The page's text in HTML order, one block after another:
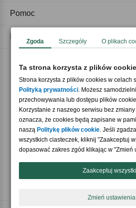
Akceptujemy
Nasi partnerzy
Pomoc
Zgoda Szczegóły O plikach
Ta strona korzysta z plików cookie
Strona korzysta z plików cookies w celach
Polityką prywatności. Możesz
przechowywania lub dostępu plików
Korzystanie z naszego serwisu bez
oznacza, że cookies będą zapisane w
naszą Politykę plików cookie. Jeśli
wszystkich ciasteczek, kliknij "Zaakceptuj
dopasować zakres zgód klikając w "Zmień
Zaakceptuj
Zmień ustawienia